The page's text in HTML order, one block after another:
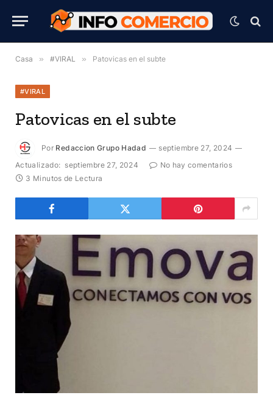
Casa » #VIRAL » Patovicas en el subte
#VIRAL
Patovicas en el subte
Por Redaccion Grupo Hadad
septiembre 27, 2024
Actualizado: septiembre 27, 2024
No hay comentarios
3 Minutos de Lectura